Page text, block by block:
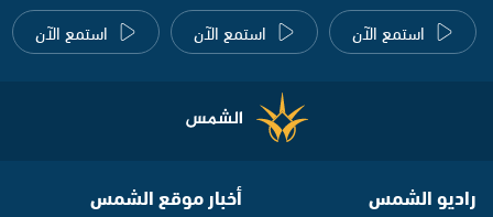
استمع الآن
استمع الآن
استمع الآن
راديو الشمس أخبار موقع الشمس